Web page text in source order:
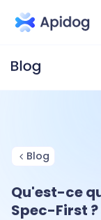
Blog
Qu'est-ce
Spec-First ?